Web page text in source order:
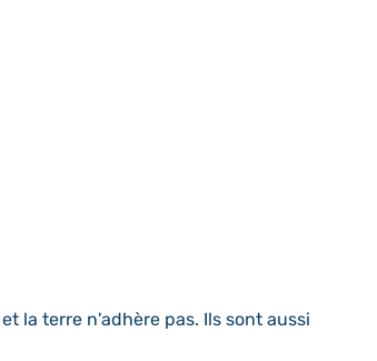
la terre n'adhère pas. Ils sont aussi